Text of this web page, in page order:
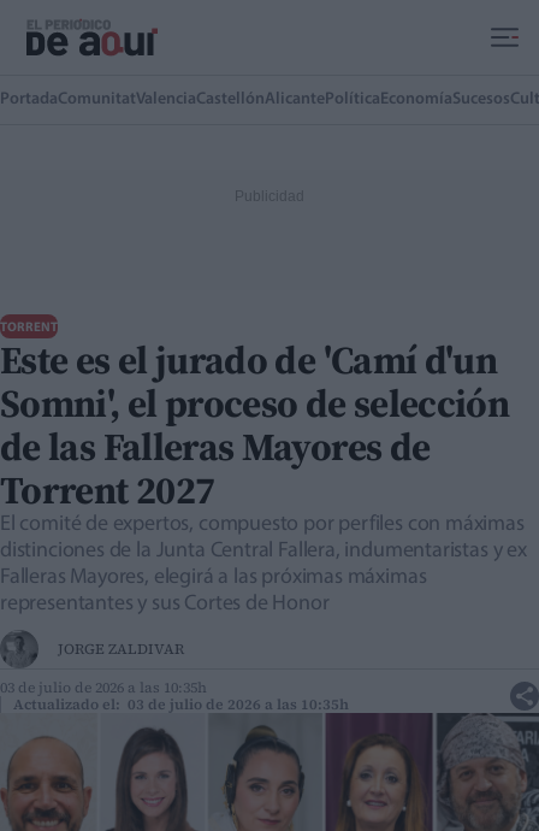
PortadaComunitatValenciaCastellónAlicante Política EconomíaSucesos
TORRENT
Este es el jurado de 'Camí d'un
Somni', el proceso de selección
de las Falleras Mayores de
Torrent 2027
El comité de expertos, compuesto por perfiles con máximas
distinciones de la Junta Central Fallera, indumentaristas y ex
Falleras Mayores, elegirá a las próximas máximas
representantes y sus Cortes de Honor
JORGE ZALDIVAR
03 de julio de 2026 a las 10:35h
Actualizado el: 03 de julio de 2026 a las 10:35h